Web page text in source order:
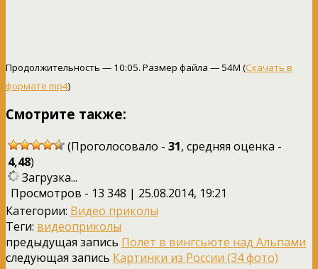
Продолжительность — 10:05. Размер файла — 54M (Скачать в
формате mp4)
Смотрите также:
(Проголосовало - 31, средняя оценка -
4,48)
Загрузка...
Просмотров - 13 348 | 25.08.2014, 19:21
Категории: Видео приколы
Теги: видеоприколы
предыдущая запись Полет в вингсьюте над Альпами
следующая запись Картинки из России (34 фото)